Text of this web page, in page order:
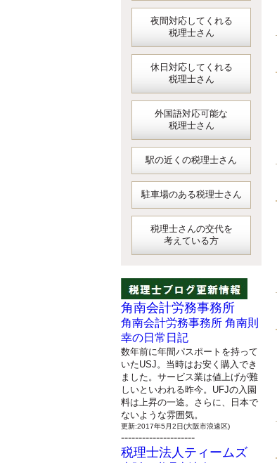
夜間対応してくれる
税理士さん
休日対応してくれる
税理士さん
外国語対応可能な
税理士さん
駅の近くの税理士さん
駐車場のある税理士さん
税理士さんの交代を
考えている方
角南会計労務事務所
角南会計労務事務所 角南則
幸の日常日記
数年前に年間パスポートを持って
いたUSJ。当時はお安く購入でき
ました。サービス業は値上げが難
しいといわれる昨今。UFJの入園
料は上昇の一途。さらに、日本で
ないような雰囲気。
更新:2017年5月2日(大阪市浪速区)
---------------------
税理士法人ティームズ